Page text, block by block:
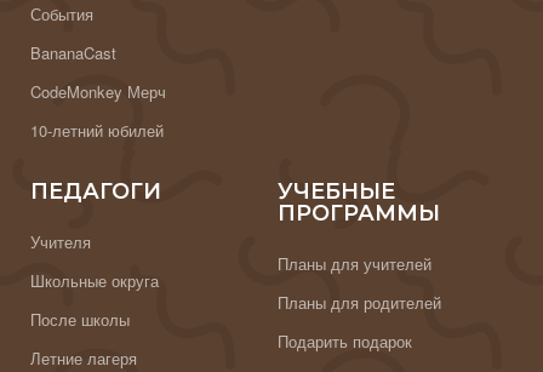
События
BananaCast
CodeMonkey Мерч
10-летний юбилей
ПЕДАГОГИ
Учителя
Школьные округа
После школы
Летние лагеря
УЧЕБНЫЕ
ПРОГРАММЫ
Планы для учителей
Планы для родителей
Подарить подарок